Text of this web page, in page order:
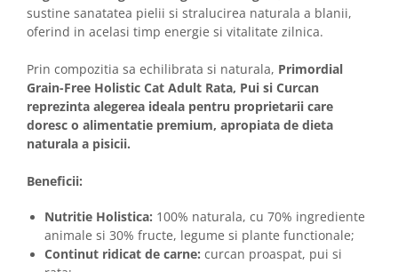
sustine sanatatea pielii si stralucirea naturala a blanii,
oferind in acelasi timp energie si vitalitate zilnica.
Prin compozitia sa echilibrata si naturala, Primordial
Grain-Free Holistic Cat Adult Rata, Pui si Curcan
reprezinta alegerea ideala pentru proprietarii care
doresc o alimentatie premium, apropiata de dieta
naturala a pisicii.
Beneficii:
Nutritie Holistica: 100% naturala, cu 70% ingrediente
animale si 30% fructe, legume si plante functionale;
Continut ridicat de carne: curcan proaspat, pui si